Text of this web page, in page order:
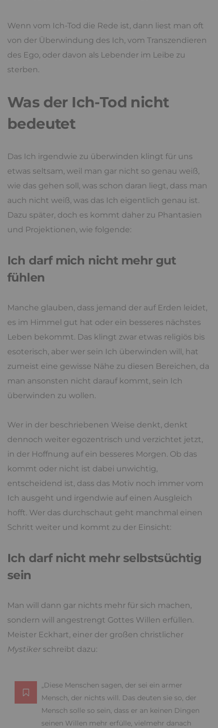
Wenn vom Ich-Tod die Rede ist, dann liest man oft
von der Überwindung des Ich, vom Transzendieren
des Ego, oder davon als Lebender im Leibe zu
sterben.
Was der Ich-Tod nicht
bedeutet
Das Ich irgendwie zu überwinden klingt für uns
etwas seltsam, weil man gar nicht so genau weiß,
wie das gehen soll, was schon daran liegt, dass man
auch nicht weiß, was das Ich eigentlich genau ist.
Dazu später, doch es kommt daher zu Phantasien
und Projektionen, wie folgende:
Ich darf mich nicht mehr gut
fühlen
Manche glauben, dass jemand der auf Erden leidet,
es im Himmel gut hat oder ein besseres nächstes
Leben bekommt. Das klingt zwar etwas religiös bis
esoterisch, aber wer sein Ich überwinden will, hat
zumeist eine gewisse Nähe zu diesen Bereichen, da
man ansonsten nicht darauf kommt, sein Ich
überwinden zu wollen.
Wer in der beschriebenen Weise denkt, denkt
dennoch weiter egozentrisch und verzichtet jetzt,
in der Hoffnung auf ein besseres Morgen. Ob das
kommt oder nicht ist dabei unwichtig,
entscheidend ist, dass das Motiv noch immer vom
Ich ausgeht und irgendwie auf einen Ausgleich
hofft. Wer das durchschaut geht manchmal einen
Schritt weiter und kommt zu der Einsicht:
Ich darf nicht mehr selbstsüchtig
sein
Man will dann gar nichts mehr für sich machen,
sondern will angestrengt Gottes Willen erfüllen.
Meister Eckhart, einer der großen christlicher
Mystiker schreibt dazu:
„Diese Menschen sagen, der sei ein armer
Mensch, der nichts will. Das deuten sie so, der
Mensch solle so sein, dass er an keinen Dingen
seinen Willen mehr erfülle, vielmehr danach